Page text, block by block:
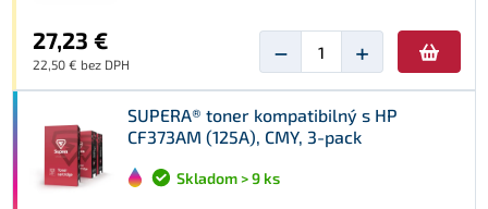
27,23 €
22,50 € bez DPH − +
SUPERA® toner kompatibilný s HP
CF373AM (125A), CMY, 3-pack
Skladom > 9 ks